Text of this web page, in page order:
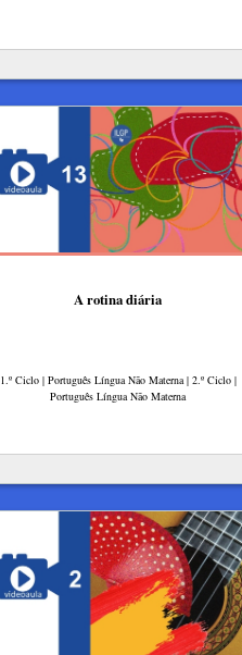
A rotina diária
1.º Ciclo | Português Língua Não Materna | 2.º Ciclo |
Português Língua Não Materna